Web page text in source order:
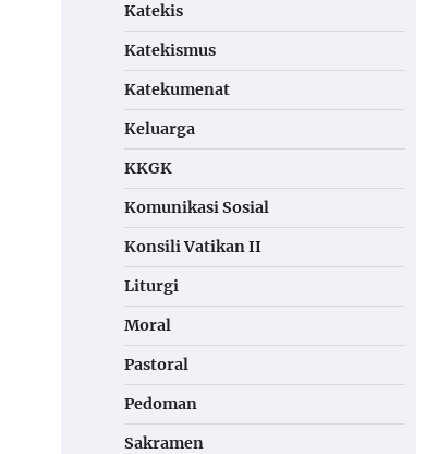
Katekis
Katekismus
Katekumenat
Keluarga
KKGK
Komunikasi Sosial
Konsili Vatikan II
Liturgi
Moral
Pastoral
Pedoman
Sakramen